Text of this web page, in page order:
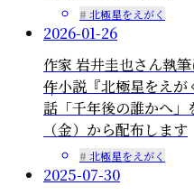
北極星をえがく
2026-01-26
作家 岩井圭也さん執
作小説『北極星をえが
話「千年後の誰かへ」
（金）から配布します
北極星をえがく
2025-07-30